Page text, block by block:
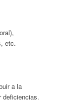
etc.
a la
deficiencias.